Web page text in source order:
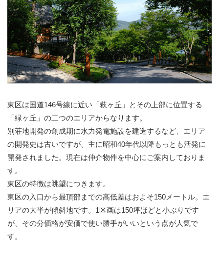
東区は国道146号線に近い「萩ヶ丘」とその上部に位置する
「緑ヶ丘」の二つのエリアからなります。
別荘地開発の創成期に水力発電施設を建造するなど、エリア
の開発史は古いですが、主に昭和40年代以降もっとも活発に
開発されました。現在は仲介物件を中心にご案内しておりま
す。
東区の特徴は眺望につきます。
東区の入口から最頂部までの高低差はおよそ150メートル。エ
リアの大半が傾斜地です。1区画は150坪ほどと小ぶりです
が、その分価格が安価で使い勝手がいいという点が人気で
す。